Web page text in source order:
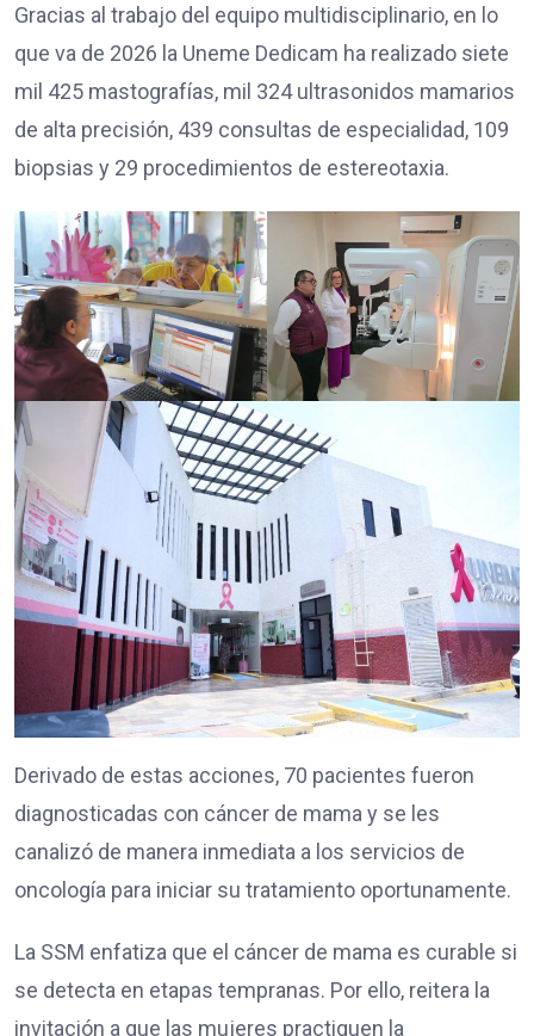
Gracias al trabajo del equipo multidisciplinario, en lo
que va de 2026 la Uneme Dedicam ha realizado siete
mil 425 mastografías, mil 324 ultrasonidos mamarios
de alta precisión, 439 consultas de especialidad, 109
biopsias y 29 procedimientos de estereotaxia.
Derivado de estas acciones, 70 pacientes fueron
diagnosticadas con cáncer de mama y se les
canalizó de manera inmediata a los servicios de
oncología para iniciar su tratamiento oportunamente.
La SSM enfatiza que el cáncer de mama es curable si
se detecta en etapas tempranas. Por ello, reitera la
invitación a que las mujeres practiquen la